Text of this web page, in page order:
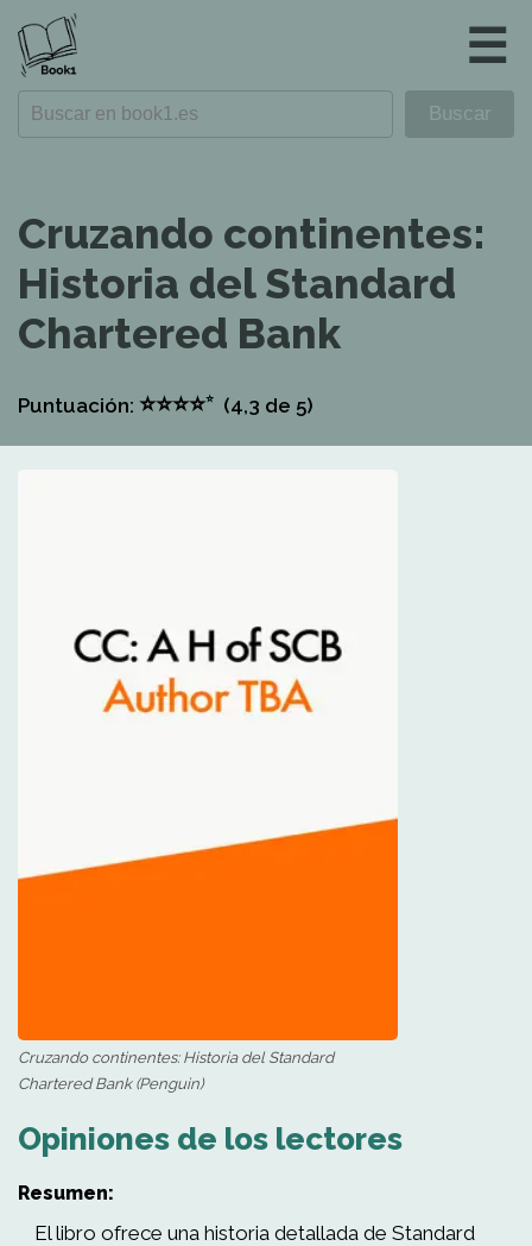
☰
Cruzando continentes:
Historia del Standard
Chartered Bank
Puntuación: ⭐⭐⭐⭐⭐ (4,3 de 5)
Cruzando continentes: Historia del Standard
Chartered Bank (Penguin)
Opiniones de los lectores
Resumen:
El libro ofrece una historia detallada de Standard